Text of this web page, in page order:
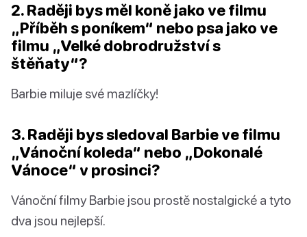
2. Raději bys měl koně jako ve filmu
„Příběh s poníkem“ nebo psa jako ve
filmu „Velké dobrodružství s
štěňaty“?
Barbie miluje své mazlíčky!
3. Raději bys sledoval Barbie ve filmu
„Vánoční koleda“ nebo „Dokonalé
Vánoce“ v prosinci?
Vánoční filmy Barbie jsou prostě nostalgické a tyto
dva jsou nejlepší.